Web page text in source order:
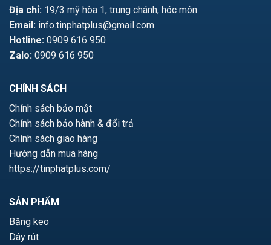
Địa chỉ: 19/3 mỹ hòa 1, trung chánh, hóc môn
Email: info.tinphatplus@gmail.com
Hotline: 0909 616 950
Zalo: 0909 616 950
CHÍNH SÁCH
Chính sách bảo mật
Chính sách bảo hành & đổi trả
Chính sách giao hàng
Hướng dẫn mua hàng
https://tinphatplus.com/
SẢN PHẨM
Băng keo
Dây rút